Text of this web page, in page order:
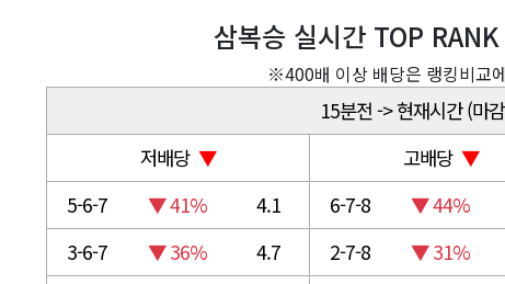
삼복승 실시간 TOP
※400배 이상 배당은 랭킹비교
15분전 -> 현재시간 (마
저배당 ▼ 고배당 ▼
5-6-7
▼ 41% 4.1 6-7-8 ▼ 44%
3-6-7
▼ 36% 4.7 2-7-8 ▼ 31%